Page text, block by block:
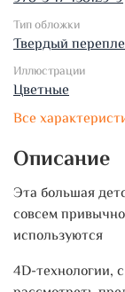
Тип обложки
Твердый
Иллюстрации
Цветные
Все
Описание
Эта большая
совсем
используются
4D-технологии,